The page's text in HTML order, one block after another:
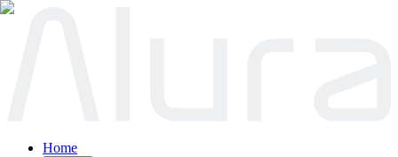
Home